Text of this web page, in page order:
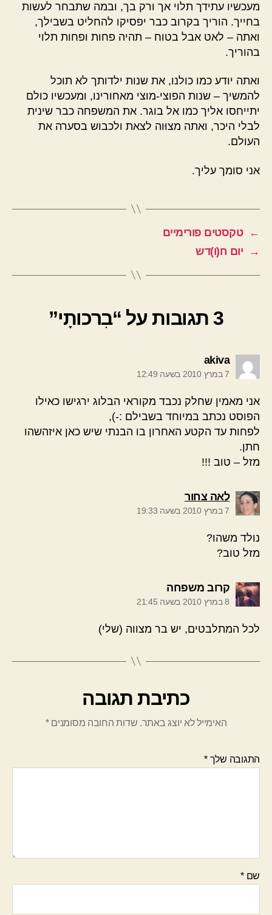
מעכשיו עתידך תלוי אך ורק בך, ובמה שתבחר לעשות
בחייך. הוריך בקרוב כבר יפסיקו להחליט בשבילך,
ואתה – לאט אבל בטוח – תהיה פחות ופחות תלוי
בהוריך.
ואתה יודע כמו כולנו, את שנות ילדותך לא תוכל
להמשיך – שנות הפוצי-מוצי מאחורינו, ומעכשיו כולם
יתייחסו אליך כמו אל בוגר. את המשפחה כבר שינית
לבלי היכר, ואתה מצוּוה לצאת ולכבוש בסערה את
העולם.
אני סומך עליך.
←
טקסטים פורימיים
→
יום ח(ו)דש
3 תגובות על “בִרכותָי”
akivaאומר:
7 במרץ 2010 בשעה 12:49
אני מאמין שחלק נכבד מקוראי הבלוג ירגישו כאילו
הפוסט נכתב במיוחד בשבילם :-),
לפחות עד הקטע האחרון בו הבנתי שיש כאן איזהשהו
חתן.
מזל – טוב !!!
לאה צחוראומר:
7 במרץ 2010 בשעה 19:33
נולד משהו?
מזל טוב?
קרוב משפחה
8 במרץ 2010 בשעה 21:45
לכל המתלבטים, יש בר מצווה (שלי)
כתיבת תגובה
האימייל לא יוצג באתר. שדות החובה מסומנים*
התגובה שלך*
שם*